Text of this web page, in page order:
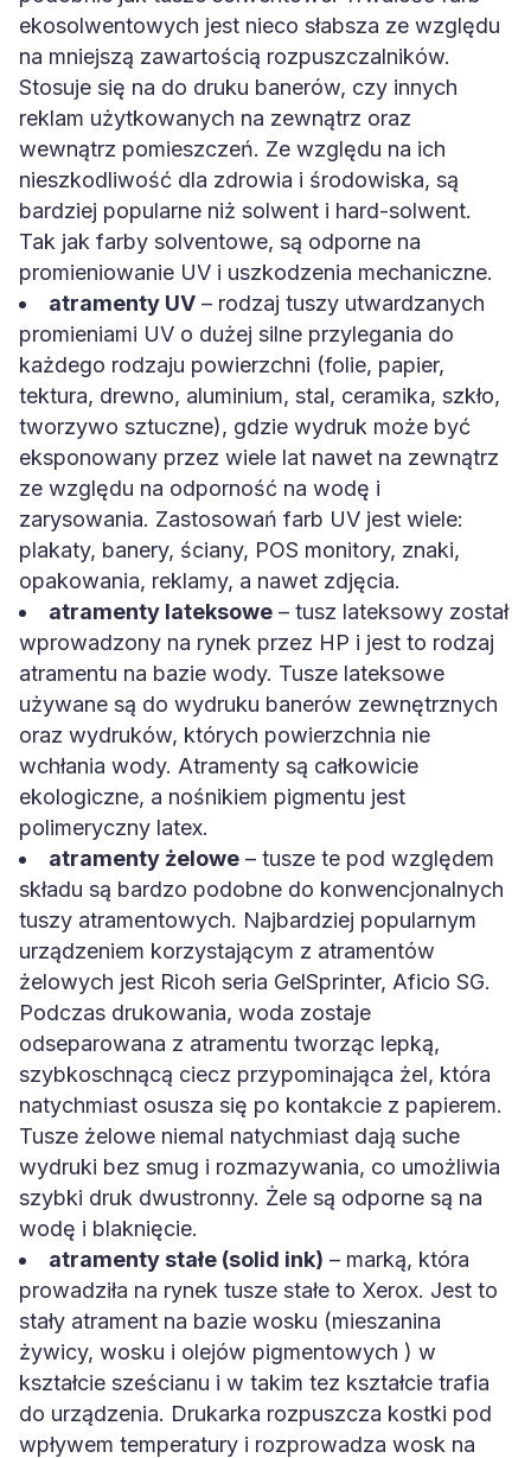
ekosolwentowych jest nieco słabsza ze względu
na mniejszą zawartością rozpuszczalników.
Stosuje się na do druku banerów, czy innych
reklam użytkowanych na zewnątrz oraz
wewnątrz pomieszczeń. Ze względu na ich
nieszkodliwość dla zdrowia i środowiska, są
bardziej popularne niż solwent i hard-solwent.
Tak jak farby solventowe, są odporne na
promieniowanie UV i uszkodzenia mechaniczne.
atramenty UV – rodzaj tuszy utwardzanych
promieniami UV o dużej silne przylegania do
każdego rodzaju powierzchni (folie, papier,
tektura, drewno, aluminium, stal, ceramika, szkło,
tworzywo sztuczne), gdzie wydruk może być
eksponowany przez wiele lat nawet na zewnątrz
ze względu na odporność na wodę i
zarysowania. Zastosowań farb UV jest wiele:
plakaty, banery, ściany, POS monitory, znaki,
opakowania, reklamy, a nawet zdjęcia.
atramenty lateksowe – tusz lateksowy został
wprowadzony na rynek przez HP i jest to rodzaj
atramentu na bazie wody. Tusze lateksowe
używane są do wydruku banerów zewnętrznych
oraz wydruków, których powierzchnia nie
wchłania wody. Atramenty są całkowicie
ekologiczne, a nośnikiem pigmentu jest
polimeryczny latex.
atramenty żelowe – tusze te pod względem
składu są bardzo podobne do konwencjonalnych
tuszy atramentowych. Najbardziej popularnym
urządzeniem korzystającym z atramentów
żelowych jest Ricoh seria GelSprinter, Aficio SG.
Podczas drukowania, woda zostaje
odseparowana z atramentu tworząc lepką,
szybkoschnącą ciecz przypominająca żel, która
natychmiast osusza się po kontakcie z papierem.
Tusze żelowe niemal natychmiast dają suche
wydruki bez smug i rozmazywania, co umożliwia
szybki druk dwustronny. Żele są odporne są na
wodę i blaknięcie.
atramenty stałe (solid ink) – marką, która
prowadziła na rynek tusze stałe to Xerox. Jest to
stały atrament na bazie wosku (mieszanina
żywicy, wosku i olejów pigmentowych ) w
kształcie sześcianu i w takim tez kształcie trafia
do urządzenia. Drukarka rozpuszcza kostki pod
wpływem temperatury i rozprowadza wosk na